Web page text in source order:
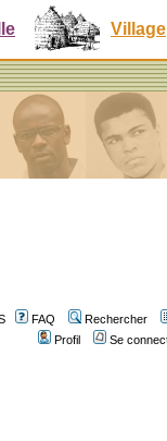
Village
FAQ
Rechercher
Profil
Se